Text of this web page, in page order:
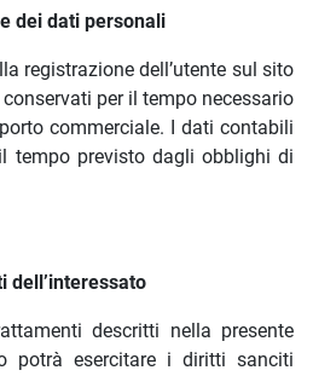
dei dati personali
registrazione dell’utente sul sito
per il tempo necessario
commerciale. I dati contabili
tempo previsto dagli obblighi di
dell’interessato
descritti nella presente
potrà esercitare i diritti sanciti